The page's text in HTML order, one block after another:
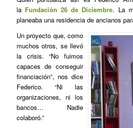
la Fundación 26 de Diciembre. La
planeaba una residencia de ancianos
Un proyecto que, como
muchos otros, se llevó
la crisis. “No fuimos
capaces de conseguir
financiación”, nos dice
Federico. “Ni las
organizaciones, ni los
bancos… Nadie
colaboró.”